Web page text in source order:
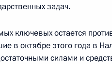
задач.
ключевых остается
в октябре этого года в
силами и